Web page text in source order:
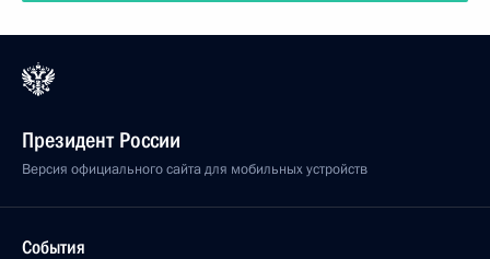
Президент России
Версия официального сайта для мобильных устройств
События